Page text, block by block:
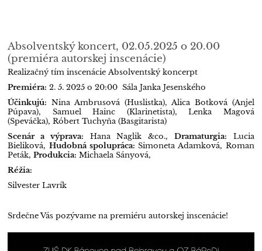
Absolventský koncert, 02.05.2025 o 20.00
(premiéra autorskej inscenácie)
Realizačný tím inscenácieAbsolventský koncerpt
Premiéra: 2. 5. 2025 o 20:00Sála Janka Jesenského
Účinkujú: Nina Ambrusová (Huslistka),Alica Botková (Anjel
Púpava), Samuel Hainc (Klarinetista),Lenka Magová
(Speváčka),Róbert Tuchyňa (Basgitarista)
Scenár a výprava:
Hana Naglik &co., Dramaturgia:
Lucia
Bieliková, Hudobná spolupráca: Simoneta Adamková, Roman
Peták,Produkcia: Michaela Sányová,
Réžia:
Silvester Lavrík
Srdečne Vás pozývame na premiéru autorskej inscenácie!